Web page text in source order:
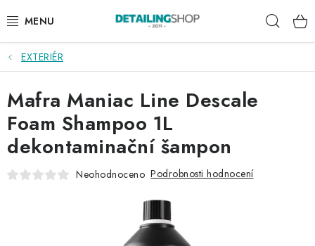
na
AKCE
NOVINKY
EXTERIÉR
INTERIÉR
DÁRKOVÉ SADY A POUKAZY
EXTERIÉR
Mafra Maniac Line Descale
Foam Shampoo 1L
dekontaminační šampon
Neohodnoceno Podrobnosti hodnocení